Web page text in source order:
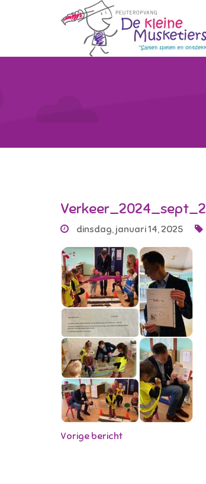
Verkeer_2024_sept_2
dinsdag, januari 14, 2025
Vorige bericht